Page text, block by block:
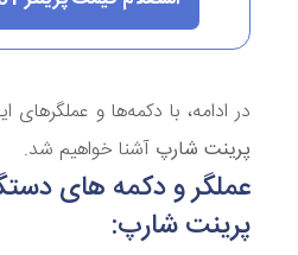
در ادامه، با دکمه‌ها و عملگرهای
پرینت شارپ آشنا خواهیم شد.
عملگر و دکمه های
پرینت شارپ: